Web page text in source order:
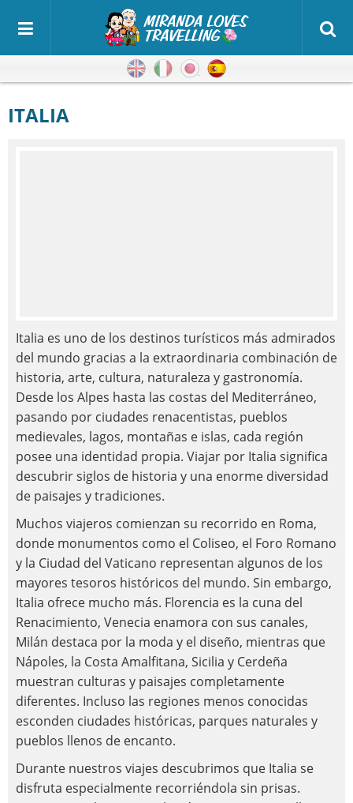
Inglés ItalianoJaponés
ITALIA
Italia es uno de los destinos turísticos más admirados
del mundo gracias a la extraordinaria combinación de
historia, arte, cultura, naturaleza y gastronomía.
Desde los Alpes hasta las costas del Mediterráneo,
pasando por ciudades renacentistas, pueblos
medievales, lagos, montañas e islas, cada región
posee una identidad propia. Viajar por Italia significa
descubrir siglos de historia y una enorme diversidad
de paisajes y tradiciones.
Muchos viajeros comienzan su recorrido en Roma,
donde monumentos como el Coliseo, el Foro Romano
y la Ciudad del Vaticano representan algunos de los
mayores tesoros históricos del mundo. Sin embargo,
Italia ofrece mucho más. Florencia es la cuna del
Renacimiento, Venecia enamora con sus canales,
Milán destaca por la moda y el diseño, mientras que
Nápoles, la Costa Amalfitana, Sicilia y Cerdeña
muestran culturas y paisajes completamente
diferentes. Incluso las regiones menos conocidas
esconden ciudades históricas, parques naturales y
pueblos llenos de encanto.
Durante nuestros viajes descubrimos que Italia se
disfruta especialmente recorriéndola sin prisas.